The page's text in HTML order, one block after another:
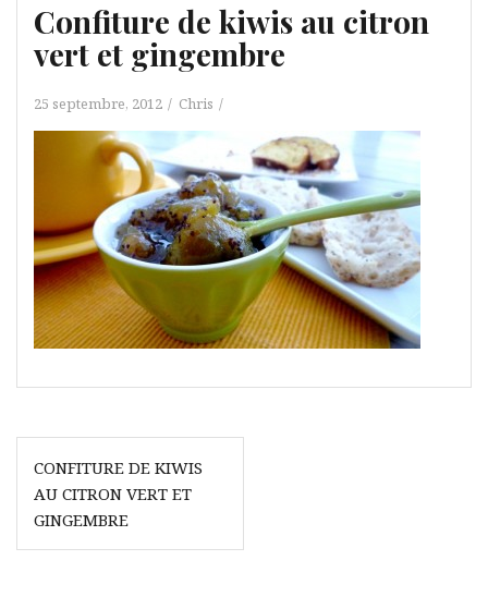
Confiture de kiwis au citron
vert et gingembre
25 septembre, 2012 Chris
Navigation
de
l’article
CONFITURE DE KIWIS
AU CITRON VERT ET
GINGEMBRE